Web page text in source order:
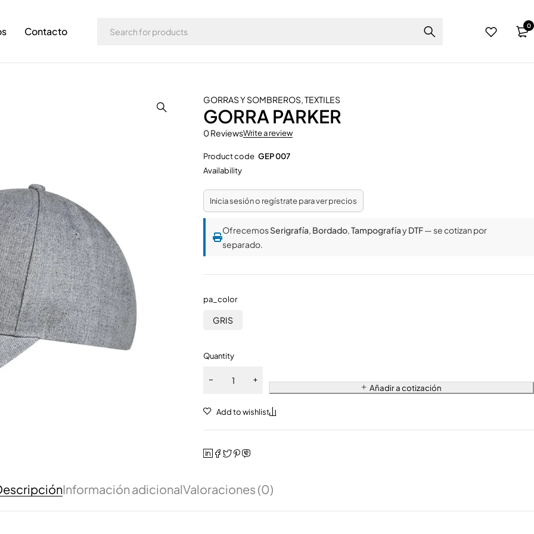
Contacto 0
GORRAS Y SOMBREROS,TEXTILES
GORRA PARKER
0 ReviewsWrite a review
Product code GEP 007
Availability
Inicia sesión o regístrate para ver precios
OfrecemosSerigrafía, Bordado,TampografíayDTF— se cotizan por
separado.
pa_color
GRIS
Quantity
Añadir a cotización
Información adicionalValoraciones (0)